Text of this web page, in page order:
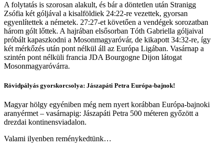
A folytatás is szorosan alakult, és bár a döntetlen után Stranigg
Zsófia két góljával a kisalföldiek 24:22-re vezettek, gyorsan
egyenlítettek a németek. 27:27-et követően a vendégek sorozatban
három gólt lőttek. A hajrában elsősorban Tóth Gabriella góljaival
próbált kapaszkodni a Mosonmagyaróvár, de kikapott 34:32-re, így
két mérkőzés után pont nélkül áll az Európa Ligában. Vasárnap a
szintén pont nélküli francia JDA Bourgogne Dijon látogat
Mosonmagyaróvárra.
Rövidpályás gyorskorcsolya: Jászapáti Petra Európa-bajnok!
Magyar hölgy egyéniben még nem nyert korábban Európa-bajnoki
aranyérmet – vasárnapig: Jászapáti Petra 500 méteren győzött a
drezdai kontinensviadalon.
Valami ilyenben reménykedtünk…